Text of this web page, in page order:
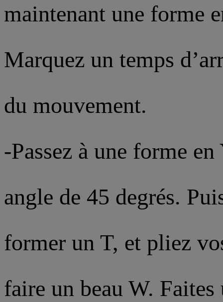
maintenant une forme
Marquez un temps
du mouvement.
-Passez à une forme
angle de 45 degrés.
former un T, et pliez
faire un beau W. Faites